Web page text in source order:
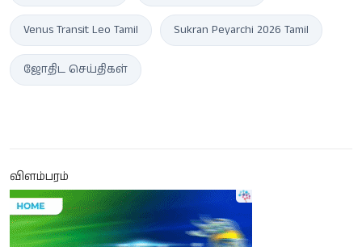
Venus Transit Leo Tamil Sukran Peyarchi 2026 Tamil
ஜோதிட செய்திகள்
விளம்பரம்